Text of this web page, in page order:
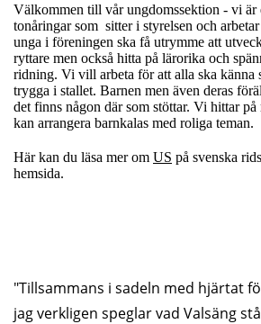
Välkommen till vår ungdomssektion - vi är
tonåringar som sitter i styrelsen och
unga i föreningen ska få utrymme att
ryttare men också hitta på lärorika och
ridning. Vi vill arbeta för att alla ska känna
trygga i stallet. Barnen men även deras
det finns någon där som stöttar. Vi hittar
kan arrangera barnkalas med roliga teman.
Här kan du läsa mer om US på svenska
hemsida.
"Tillsammans i sadeln med hjärtat
jag verkligen speglar vad Valsäng